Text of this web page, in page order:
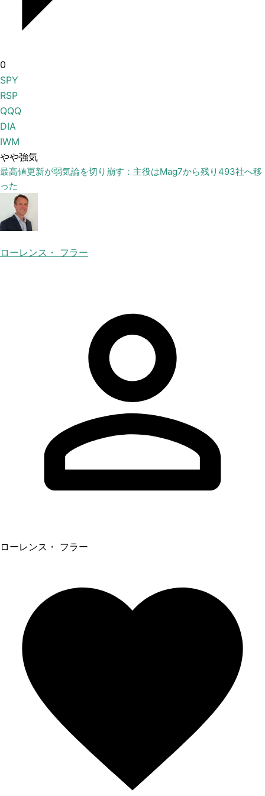
0
SPY
RSP
QQQ
DIA
IWM
やや強気
最高値更新が弱気論を切り崩す：主役はMag7から残り493社へ移
った
ローレンス・ フラー
ローレンス・ フラー